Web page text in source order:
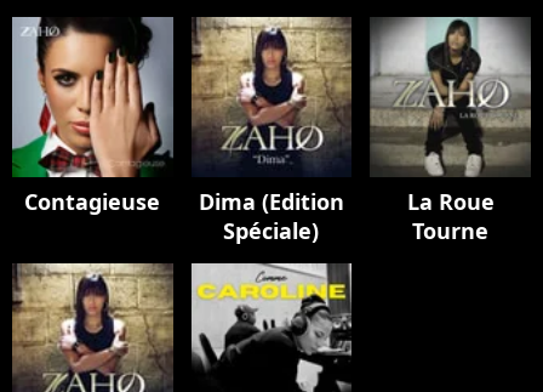
Contagieuse
Dima (Edition
Spéciale)
La Roue
Tourne